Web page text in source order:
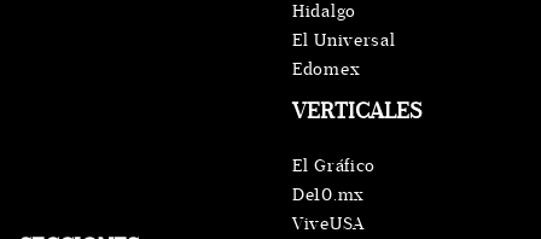
VERTICALES
El Gráfico
De10.mx
ViveUSA
Hidalgo
El Universal
Edomex